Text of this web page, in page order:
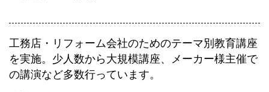
工務店・リフォーム会社のためのテーマ別教育講座
を実施。少人数から大規模講座、メーカー様主催で
の講演など多数行っています。